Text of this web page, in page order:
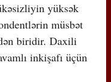
yüksək
müsbət
biridir. Daxili
inkişafı üçün